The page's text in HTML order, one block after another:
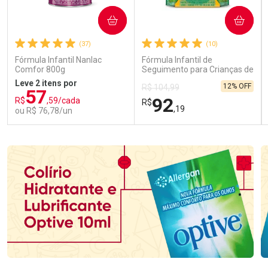
(37)
Fórmula Infantil Nanlac
Comfor 800g
Leve 2 itens por
R$57,59/cada
ou R$ 76,78/un
COMPRAR
(10)
Fórmula Infantil de
Seguimento para Crianças de
Primeira Infância Nestonutri
2 Unidades de 800g cada
R$ 104,99
R$92,19
12% OFF
COMPRAR
Laboratório
Por Menos